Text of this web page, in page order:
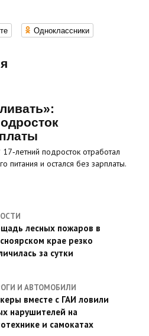
Одноклассники
подросток отработал
питания и остался без зарплаты.
лесных пожаров в
крае резко
за сутки
И АВТОМОБИЛИ
вместе с ГАИ ловили
нарушителей на
и самокатах